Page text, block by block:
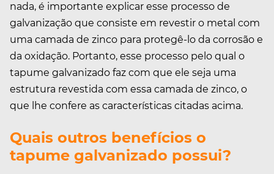
nada, é importante explicar esse processo de
galvanização que consiste em revestir o metal com
uma camada de zinco para protegê-lo da corrosão e
da oxidação. Portanto, esse processo pelo qual o
tapume galvanizado faz com que ele seja uma
estrutura revestida com essa camada de zinco, o
que lhe confere as características citadas acima.
Quais outros benefícios o
tapume galvanizado possui?